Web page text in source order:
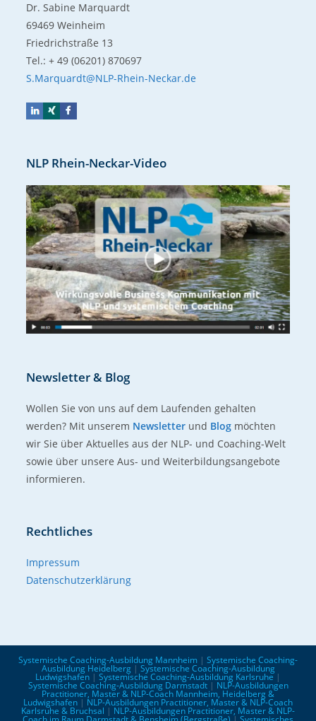
Dr. Sabine Marquardt
69469 Weinheim
Friedrichstraße 13
Tel.: + 49 (06201) 870697
S.Marquardt@NLP-Rhein-Neckar.de
NLP Rhein-Neckar-Video
Newsletter & Blog
Wollen Sie von uns auf dem Laufenden gehalten
werden? Mit unserem Newsletter und Blog möchten
wir Sie über Aktuelles aus der NLP- und Coaching-Welt
sowie über unsere Aus- und Weiterbildungsangebote
informieren.
Rechtliches
Impressum
Datenschutzerklärung
Systemische Coaching-Ausbildung Mannheim | Systemische Coaching-
Ausbildung Heidelberg| Systemische Coaching-Ausbildung
Ludwigshafen | Systemische Coaching-Ausbildung Karlsruhe|
Systemische Coaching-Ausbildung Darmstadt| NLP-Ausbildungen
Practitioner, Master & NLP-Coach Mannheim, Heidelberg &
Ludwigshafen | NLP-Ausbildungen Practitioner, Master & NLP-Coach
Karlsruhe & Bruchsal | NLP-Ausbildungen Practitioner, Master & NLP-